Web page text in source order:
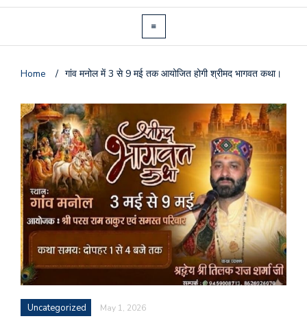
Home / गांव मनोल में 3 से 9 मई तक आयोजित होगी श्रीमद भागवत कथा।
Uncategorized May 1, 2026